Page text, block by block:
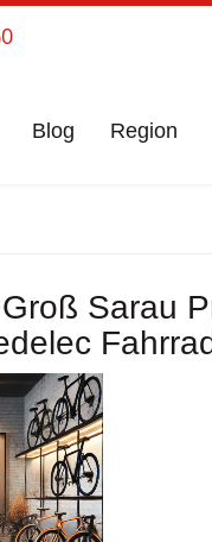
Blog Region
Sarau